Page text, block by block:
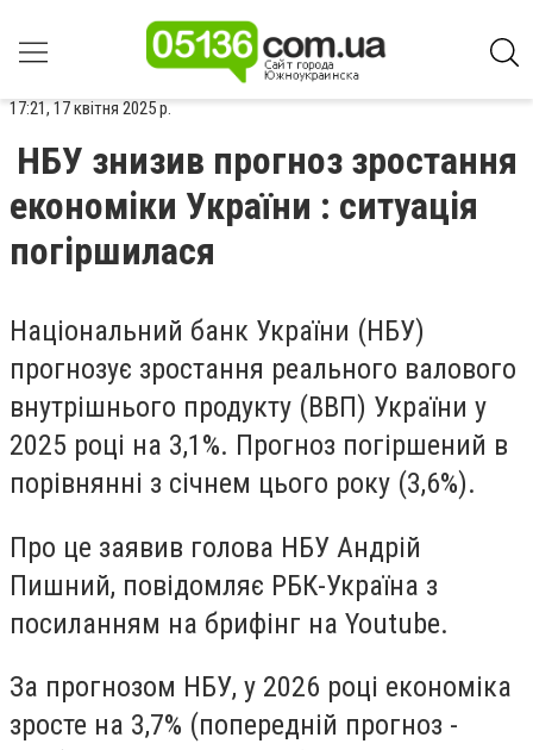
17:21, 17 квітня 2025 р.
НБУ знизив прогноз зростання
економіки України : ситуація
погіршилася
Національний банк України (НБУ)
прогнозує зростання реального валового
внутрішнього продукту (ВВП) України у
2025 році на 3,1%. Прогноз погіршений в
порівнянні з січнем цього року (3,6%).
Про це заявив голова НБУ Андрій
Пишний, повідомляє РБК-Україна з
посиланням на брифінг на Youtube.
За прогнозом НБУ, у 2026 році економіка
зросте на 3,7% (попередній прогноз -